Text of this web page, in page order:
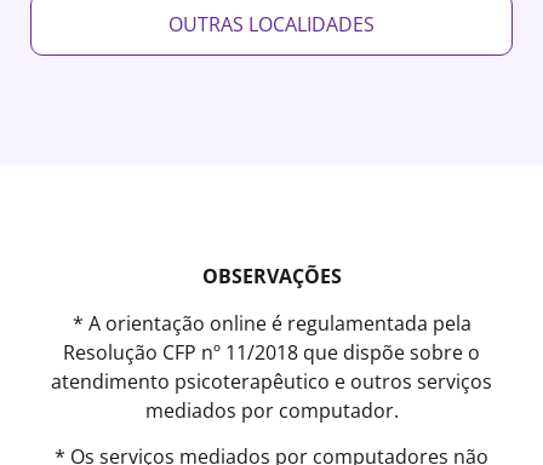
OUTRAS LOCALIDADES
OBSERVAÇÕES
* A orientação online é regulamentada pela
Resolução CFP nº 11/2018 que dispõe sobre o
atendimento psicoterapêutico e outros serviços
mediados por computador.
* Os serviços mediados por computadores não